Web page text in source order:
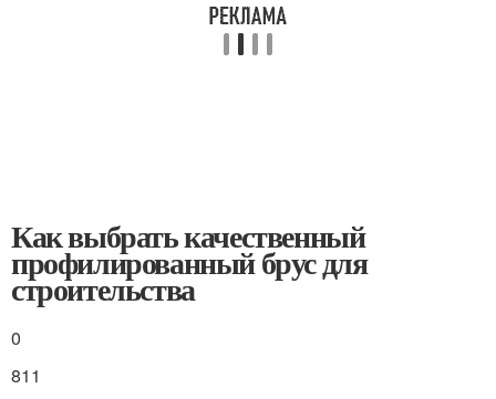
Как выбрать качественный
профилированный брус для
строительства
0
811